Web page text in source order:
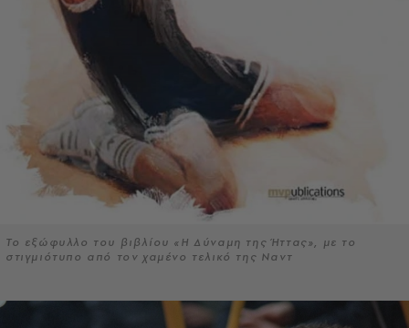
Το εξώφυλλο του βιβλίου «Η Δύναμη της Ήττας», με το
στιγμιότυπο από τον χαμένο τελικό της Ναντ